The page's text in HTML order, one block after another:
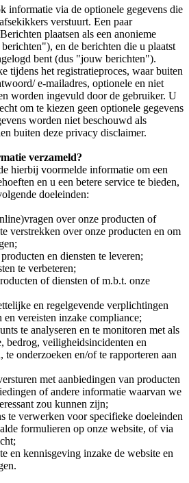
informatie via de optionele gegevens die
verstuurt. Een paar
plaatsen als een anonieme
en de berichten die u plaatst
bent (dus "jouw berichten").
tijdens het registratieproces, waar buiten
e-mailadres, optionele en niet
worden ingevuld door de gebruiker. U
om te kiezen geen optionele gegevens
worden niet beschouwd als
buiten deze privacy disclaimer.
verzameld?
hierbij voormelde informatie om een
en u een betere service te bieden,
doeleinden:
over onze producten of
verstrekken over onze producten en om
en diensten te leveren;
te verbeteren;
of diensten of m.b.t. onze
en regelgevende verplichtingen
vereisten inzake compliance;
te analyseren en te monitoren met als
bedrog, veiligheidsincidenten en
onderzoeken en/of te rapporteren aan
met aanbiedingen van producten
of andere informatie waarvan we
zou kunnen zijn;
te verwerken voor specifieke doeleinden
formulieren op onze website, of via
en kennisgeving inzake de website en